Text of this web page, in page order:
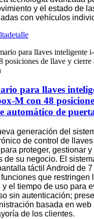
y el estado de
con vehículos
detalle
para llaves
M con 48
automático de
generación del
de control de
proteger, gestionar
de su negocio. El
táctil Android de 7
funciones que restringen
y el tiempo de uso para
sin autenticación;
basada en web
de los clientes.